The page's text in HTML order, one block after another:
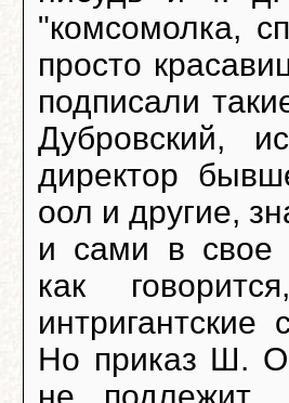
"комсомолка,
просто
подписали
Дубровский,
директор
оол и другие,
и сами в свое
как
интригантские
Но приказ Ш.
не